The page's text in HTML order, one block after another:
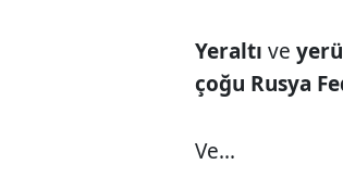
Yeraltı ve
çoğu Rusya
Ve...